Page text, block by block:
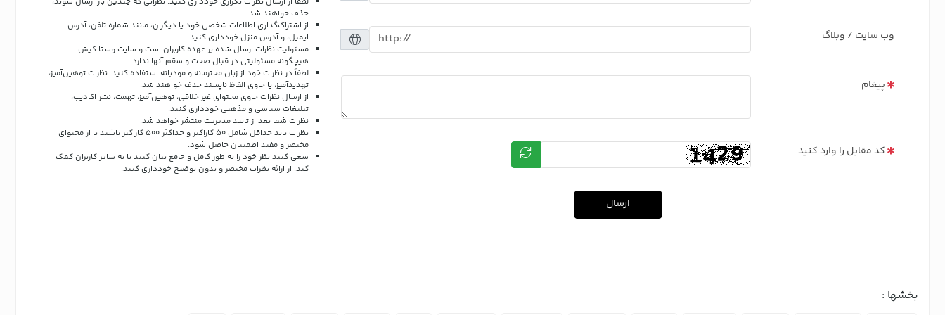
وب سایت / وبلاگ
پیغام
کد مقابل را وارد کنید
ارسال
حذف خواهند شد.
از اشتراک‌گذاری اطلاعات شخصی خود یا دیگران، مانند شماره تلفن، آدرس
ایمیل، و آدرس منزل خودداری کنید.
مسئولیت نظرات ارسال شده بر عهده کاربران است و سایت وستا کیش
هیچگونه مسئولیتی در قبال صحت و سقم آنها ندارد.
لطفاً در نظرات خود از زبان محترمانه و مودبانه استفاده کنید. نظرات توهین‌آمیز،
تهدیدآمیز، یا حاوی الفاظ ناپسند حذف خواهند شد.
از ارسال نظرات حاوی محتوای غیراخلاقی، توهین‌آمیز، تهمت، نشر اکاذیب،
تبلیغات سیاسی و مذهبی خودداری کنید.
نظرات شما بعد از تایید مدیریت منتشر خواهد شد.
نظرات باید حداقل شامل 50 کاراکتر و حداکثر 500 کاراکتر باشند تا از محتوای
مختصر و مفید اطمینان حاصل شود.
سعی کنید نظر خود را به طور کامل و جامع بیان کنید تا به سایر کاربران کمک
کند. از ارائه نظرات مختصر و بدون توضیح خودداری کنید.
بخشها :